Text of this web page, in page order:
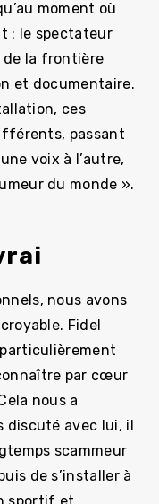
moment où
: le spectateur
de la frontière
et documentaire.
ces
passant
voix à l’autre,
du monde ».
nous avons
Fidel
par cœur
nous a
discuté avec lui, il
scammeur
de s’installer à